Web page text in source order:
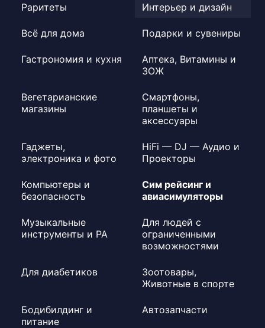
Раритеты Интерьер и дизайн
Всё для дома Подарки и сувениры
Гастрономия и кухня
Аптека, Витамины и
ЗОЖ
Вегетарианские
магазины
Смартфоны,
планшеты и
аксессуары
Гаджеты,
электроника и фото
HiFi — DJ — Аудио и
Проекторы
Компьютеры и
безопасность
Сим рейсинг и
авиасимуляторы
Музыкальные
инструменты и PA
Для людей с
ограниченными
возможностями
Для диабетиков
Зоотовары,
Животные в спорте
Бодибилдинг и
питание
Автозапчасти